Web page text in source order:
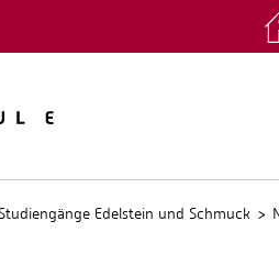
Kontakt
Studiengänge Edelstein und Schmuck